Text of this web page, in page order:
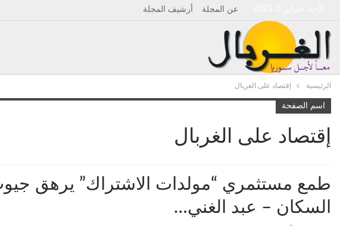
عن المجلة أرشيف المجلة
الرئيسية إقتصاد على الغربال
اسم الصفحة
إقتصاد على الغربال
طمع مستثمري “مولدات الاشتراك” يرهق
السكان – عبد الغني…